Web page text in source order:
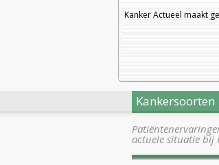
Kanker Actueel maakt
Kankersoorten
actuele situatie bij